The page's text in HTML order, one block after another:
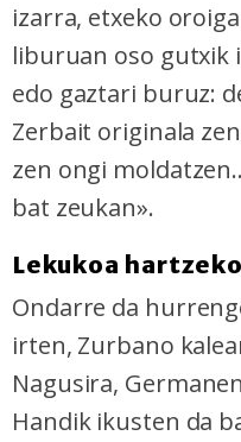
izarra, etxeko
liburuan oso gutxik
edo gaztari buruz:
Zerbait originala
zen ongi
bat zeukan».
Lekukoa
Ondarre da
irten, Zurbano
Nagusira,
Handik ikusten da